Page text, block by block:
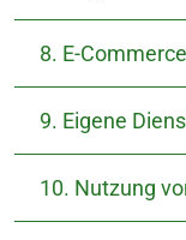
8. E-
9. Eigene
10. Nutzung